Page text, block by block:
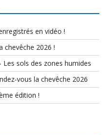
en vidéo !
chevêche 2026 !
sols des zones humides
vous la chevêche 2026
édition !